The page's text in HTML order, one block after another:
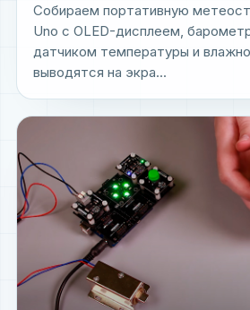
Собираем портативную
Uno с OLED-дисплеем,
датчиком температуры и
выводятся на экра...